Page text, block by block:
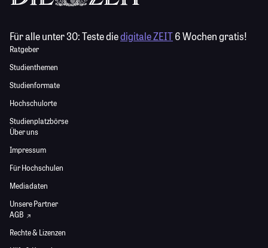
Für alle unter 30:Teste diedigitale ZEIT6 Wochen gratis!
Ratgeber
Studienthemen
Studienformate
Hochschulorte
Studienplatzbörse
Über uns
Impressum
Für Hochschulen
Mediadaten
Unsere Partner
AGB
Rechte & Lizenzen